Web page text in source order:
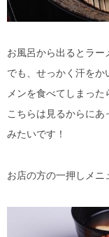
お風呂から出るとラー
でも、せっかく汗を
メンを食べてしまった
こちらは見るからに
みたいです！
お店の方の一押しメニ